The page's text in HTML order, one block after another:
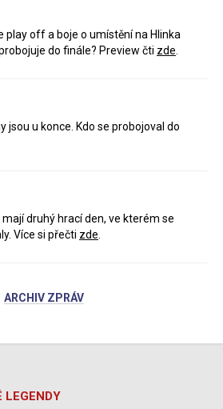
play off a boje o umístění na Hlinka
do finále? Preview čti zde
jsou u konce. Kdo se probojoval do
druhý hrací den, ve kterém se
Více si přečti zde
ARCHIV ZPRÁV
LEGENDY